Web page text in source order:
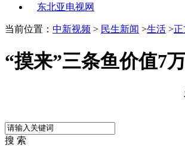
东北亚电视网
当前位置： 中新视频 > 民生新闻 >生活 >正
“摸来”三条鱼价值7
搜 索